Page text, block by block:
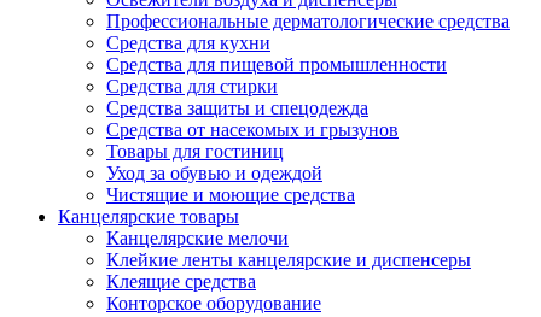
Профессиональные дерматологические средства
Средства для кухни
Средства для пищевой промышленности
Средства для стирки
Средства защиты и спецодежда
Средства от насекомых и грызунов
Товары для гостиниц
Уход за обувью и одеждой
Чистящие и моющие средства
Канцелярские товары
Канцелярские мелочи
Клейкие ленты канцелярские и диспенсеры
Клеящие средства
Конторское оборудование